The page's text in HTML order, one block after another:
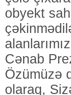
obyekt
Cənab
Özümüzə
olaraq,